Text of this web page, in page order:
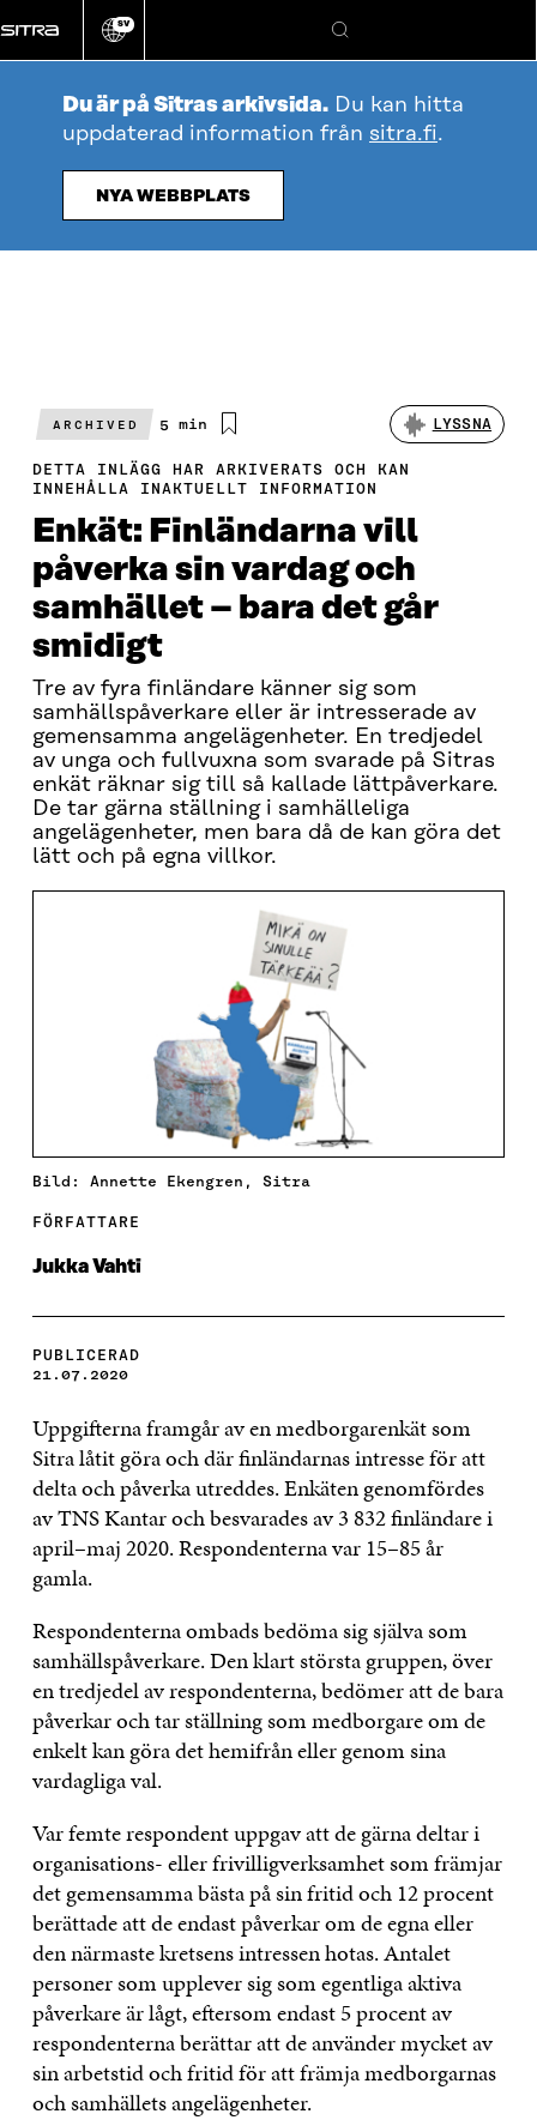
direkt
till
Ändra
språk
SV
Sök
Du är på Sitras arkivsida. Du kan hitta
uppdaterad information från sitra.fi.
NYA WEBBPLATS
ARCHIVED
Beräknad
5 min LYSSNA
DETTA INLÄGG HAR ARKIVERATS OCH KAN
INNEHÅLLA INAKTUELLT INFORMATION
Enkät: Finländarna vill
påverka sin vardag och
samhället – bara det går
smidigt
Tre av fyra finländare känner sig som
samhällspåverkare eller är intresserade av
gemensamma angelägenheter. En tredjedel
av unga och fullvuxna som svarade på Sitras
enkät räknar sig till så kallade lättpåverkare.
De tar gärna ställning i samhälleliga
angelägenheter, men bara då de kan göra det
lätt och på egna villkor.
Bild: Annette Ekengren, Sitra
FÖRFATTARE
Jukka Vahti
PUBLICERAD
21.07.2020
Uppgifterna framgår av en medborgarenkät som
Sitra låtit göra och där finländarnas intresse för att
delta och påverka utreddes. Enkäten genomfördes
av TNS Kantar och besvarades av 3 832 finländare i
april–maj 2020. Respondenterna var 15–85 år
gamla.
Respondenterna ombads bedöma sig själva som
samhällspåverkare. Den klart största gruppen, över
en tredjedel av respondenterna, bedömer att de bara
påverkar och tar ställning som medborgare om de
enkelt kan göra det hemifrån eller genom sina
vardagliga val.
Var femte respondent uppgav att de gärna deltar i
organisations- eller frivilligverksamhet som främjar
det gemensamma bästa på sin fritid och 12 procent
berättade att de endast påverkar om de egna eller
den närmaste kretsens intressen hotas. Antalet
personer som upplever sig som egentliga aktiva
påverkare är lågt, eftersom endast 5 procent av
respondenterna berättar att de använder mycket av
sin arbetstid och fritid för att främja medborgarnas
och samhällets angelägenheter.